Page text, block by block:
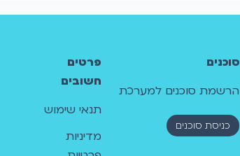
סוכנים
הרשמת סוכנים למערכת
כניסת סוכנים
פרטים
חשובים
תנאי שימוש
מדיניות